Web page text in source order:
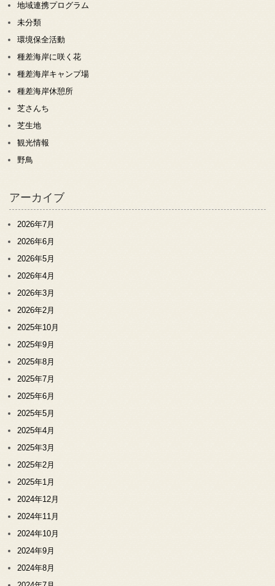
地域連携プログラム
未分類
環境保全活動
種差海岸に咲く花
種差海岸キャンプ場
種差海岸休憩所
芝さんち
芝生地
観光情報
野鳥
アーカイブ
2026年7月
2026年6月
2026年5月
2026年4月
2026年3月
2026年2月
2025年10月
2025年9月
2025年8月
2025年7月
2025年6月
2025年5月
2025年4月
2025年3月
2025年2月
2025年1月
2024年12月
2024年11月
2024年10月
2024年9月
2024年8月